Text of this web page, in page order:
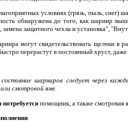
условиях (грязь, пыль,
обнаружена до того, как шарнир
защитного чехла и установка",
могут свидетельствовать щелчки в
перерастут в постоянный хруст,
состояние шарниров следует через
смотровой яме.
помощник, а также смотровая